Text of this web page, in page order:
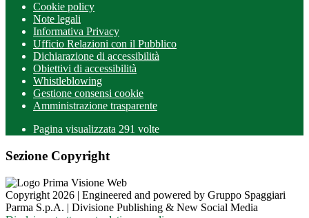
Cookie policy
Note legali
Informativa Privacy
Ufficio Relazioni con il Pubblico
Dichiarazione di accessibilità
Obiettivi di accessibilità
Whistleblowing
Gestione consensi cookie
Amministrazione trasparente
Pagina visualizzata 291 volte
Sezione Copyright
Copyright 2026 | Engineered and powered by Gruppo Spaggiari
Parma S.p.A. | Divisione Publishing & New Social Media